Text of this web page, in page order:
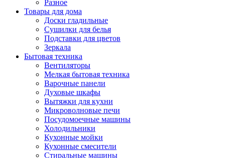
Разное
Товары для дома
Доски гладильные
Сушилки для белья
Подставки для цветов
Зеркала
Бытовая техника
Вентиляторы
Мелкая бытовая техника
Варочные панели
Духовые шкафы
Вытяжки для кухни
Микроволновые печи
Посудомоечные машины
Холодильники
Кухонные мойки
Кухонные смесители
Стиральные машины